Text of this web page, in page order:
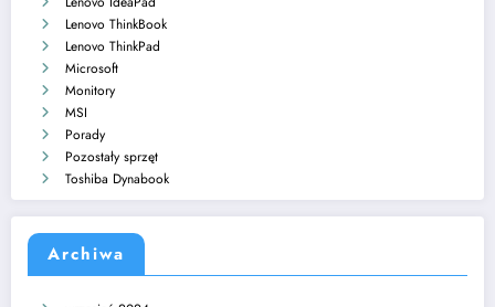
Lenovo ThinkBook
Lenovo ThinkPad
Microsoft
Monitory
MSI
Porady
Pozostały sprzęt
Toshiba Dynabook
Archiwa